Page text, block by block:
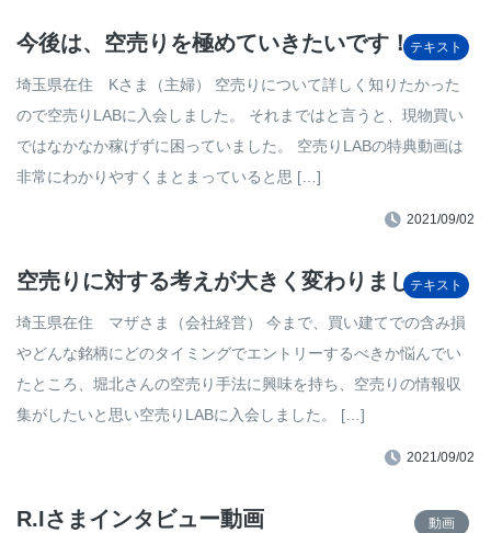
テキスト
今後は、空売りを極めていきたいです！
埼玉県在住 Kさま（主婦） 空売りについて詳しく知りたかった
ので空売りLABに入会しました。 それまではと言うと、現物買い
ではなかなか稼げずに困っていました。 空売りLABの特典動画は
非常にわかりやすくまとまっていると思 […]
2021/09/02
テキスト
空売りに対する考えが大きく変わりました！
埼玉県在住 マザさま（会社経営） 今まで、買い建てでの含み損
やどんな銘柄にどのタイミングでエントリーするべきか悩んでい
たところ、堀北さんの空売り手法に興味を持ち、空売りの情報収
集がしたいと思い空売りLABに入会しました。 […]
2021/09/02
動画
R.Iさまインタビュー動画